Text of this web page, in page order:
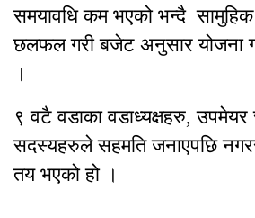
समयावधि कम भएको भन्दै सामुहिक
छलफल गरी बजेट अनुसार योजना
।
९ वटै वडाका वडाध्यक्षहरु, उपमेयर
सदस्यहरुले सहमति जनाएपछि
तय भएको हो ।